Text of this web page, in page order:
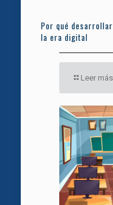
Por qué
la era digital
Leer más